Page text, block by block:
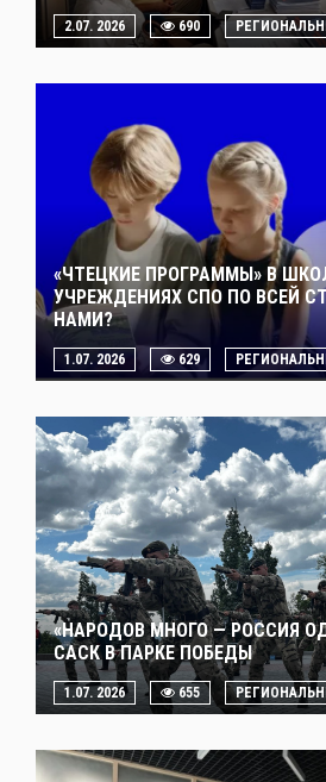
2.07. 2026 690
«ЧТЕЦКИЕ ПРОГРАММЫ» В
УЧРЕЖДЕНИЯХ СПО ПО ВСЕЙ
НАМИ?
1.07. 2026 629
«НАРОДОВ МНОГО — РОССИЯ
САСК В ПАРКЕ ПОБЕДЫ
1.07. 2026 655